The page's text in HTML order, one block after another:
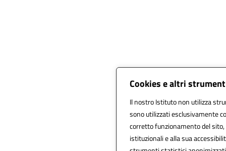
Cookies e altri
Il nostro Istituto non utilizza
sono utilizzati esclusivamente
corretto funzionamento del
istituzionali e alla sua